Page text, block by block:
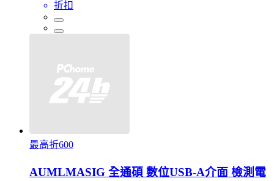
折扣
最高折600
AUMLMASIG 全通碩 數位USB-A介面 檢測電